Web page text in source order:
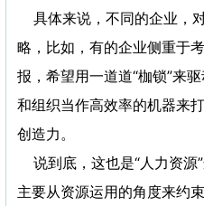
具体来说，不同的企业，
略，比如，有的企业侧重于
报，希望用一道道“枷锁”来
和组织当作高效率的机器来
创造力。
说到底，这也是“人力资源
主要从资源运用的角度来约束